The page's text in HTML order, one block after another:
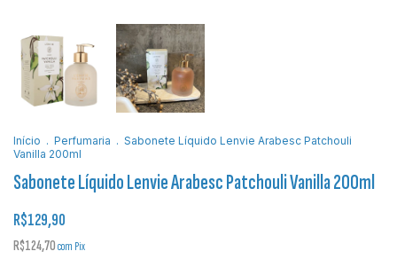
Início . Perfumaria . Sabonete Líquido Lenvie Arabesc Patchouli
Vanilla 200ml
Sabonete Líquido Lenvie Arabesc Patchouli Vanilla 200ml
R$129,90
R$124,70com Pix